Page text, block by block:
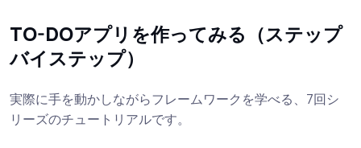
TO-DOアプリを作ってみる（ステップ
バイステップ）
実際に手を動かしながらフレームワークを学べる、7回シ
リーズのチュートリアルです。